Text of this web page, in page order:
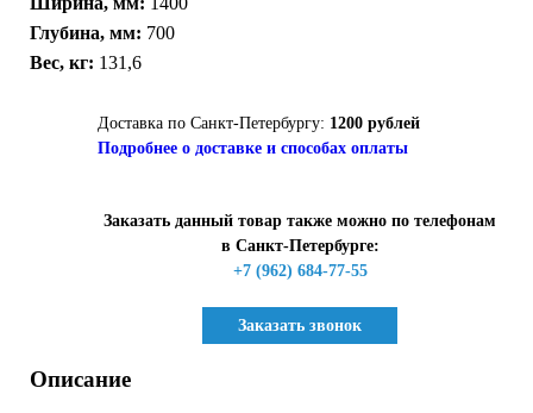
Глубина, мм: 700
Вес, кг: 131,6
Доставка по Санкт-Петербургу: 1200 рублей
Подробнее о доставке и способах оплаты
Заказать данный товар также можно по телефонам
в Санкт-Петербурге:
+7 (962) 684-77-55
Заказать звонок
Описание